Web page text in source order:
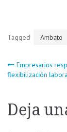
Tagged Ambato
Empresarios
flexibilización
Deja